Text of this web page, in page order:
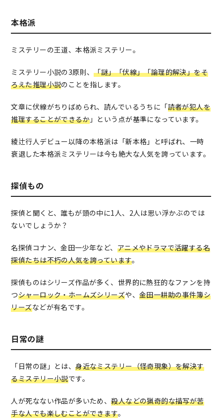
本格派
ミステリーの王道、本格派ミステリー。
ミステリー小説の3原則、「謎」「伏線」「論理的解決」をそ
ろえた推理小説のことを指します。
文章に伏線がちりばめられ、読んでいるうちに「読者が犯人を
推理することができるか 」という点が基準になっています。
綾辻行人デビュー以降の本格派は「新本格」と呼ばれ、一時
衰退した本格派ミステリーは今も絶大な人気を誇っています。
探偵もの
探偵と聞くと、誰もが頭の中に1人、2人は思い浮かぶのでは
ないでしょうか？
名探偵コナン、金田一少年など、 アニメやドラマで活躍する名
探偵たちは不朽の人気を誇っています。
探偵ものはシリーズ作品が多く、世界的に熱狂的なファンを持
つシャーロック・ホームズシリーズや、 金田一耕助の事件簿シ
リーズなどが有名です。
日常の謎
「日常の謎」とは、身近なミステリー（怪奇現象）を解決す
るミステリー小説です。
人が死なない作品が多いため、殺人などの猟奇的な描写が苦
手な人でも楽しむことができます。